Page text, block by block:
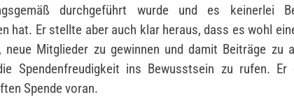
durchgeführt wurde und es keinerlei
hat. Er stellte aber auch klar heraus, dass es wohl
neue Mitglieder zu gewinnen und damit Beiträge zu
Spendenfreudigkeit ins Bewusstsein zu rufen.
Spende voran.